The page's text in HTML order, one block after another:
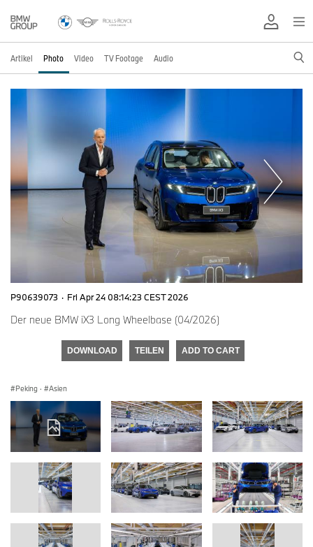
Artikel Photo Video TV Footage Audio
P90639073 · Fri Apr 24 08:14:23 CEST 2026
Der neue BMW iX3 Long Wheelbase (04/2026)
DOWNLOAD TEILEN ADD TO CART
Peking · Asien